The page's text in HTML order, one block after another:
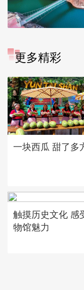
更多精彩
一块西瓜 甜了多
触摸历史文化 感
物馆魅力